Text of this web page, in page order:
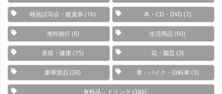
映画試写会・鑑賞券 (16) 本・CD・DVD (7)
海外旅行(6) 生活用品 (60)
美容・健康(75) 花・園芸(3)
豪華賞品 (38) 車・バイク・自転車(3)
食料品・ドリンク (386)